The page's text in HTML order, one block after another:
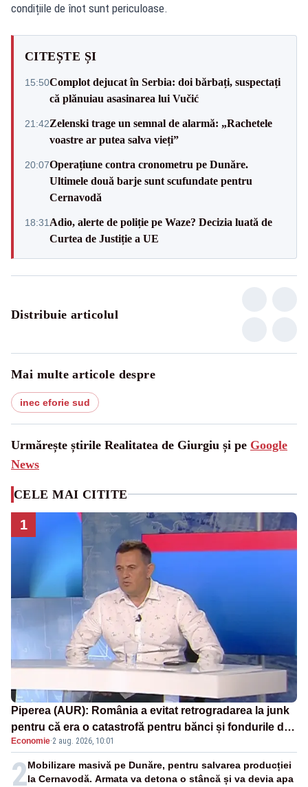
condițiile de înot sunt periculoase.
CITEȘTE ȘI
15:50Complot dejucat în Serbia: doi bărbați, suspectați
că plănuiau asasinarea lui Vučić
21:42Zelenski trage un semnal de alarmă: „Rachetele
voastre ar putea salva vieți”
20:07Operațiune contra cronometru pe Dunăre.
Ultimele două barje sunt scufundate pentru
Cernavodă
18:31 Adio, alerte de poliție pe Waze? Decizia luată de
Curtea de Justiție a UE
Distribuie articolul
Mai multe articole despre
inec eforie sud
Urmărește știrile Realitatea de Giurgiu și pe Google
News
CELE MAI CITITE
1
Piperea (AUR): România a evitat retrogradarea la junk
pentru că era o catastrofă pentru bănci și fondurile de
pensii
Economie·2 aug. 2026, 10:01
2Mobilizare masivă pe Dunăre, pentru salvarea producției
la Cernavodă. Armata va detona o stâncă și va devia apa